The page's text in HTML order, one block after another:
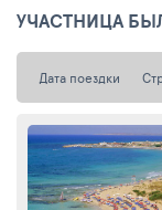
УЧАСТНИЦА
Дата поездки